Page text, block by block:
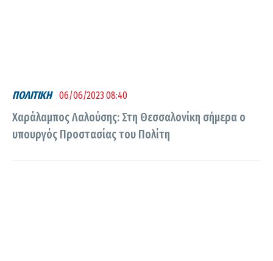
ΠΟΛΙΤΙΚΗ 06/06/2023 08:40
Χαράλαμπος Λαλούσης: Στη Θεσσαλονίκη σήμερα ο
υπουργός Προστασίας του Πολίτη